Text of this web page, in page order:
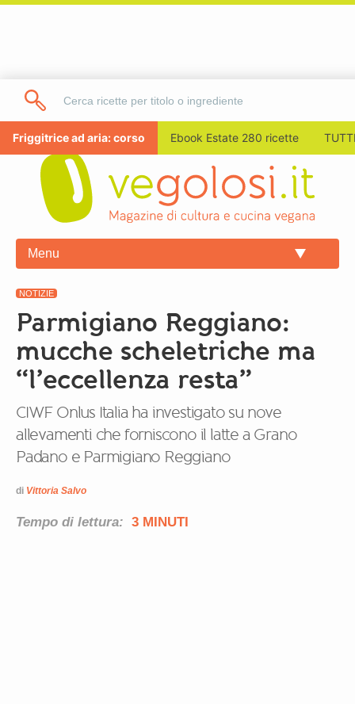
Friggitrice ad aria: corso Ebook Estate 280 ricette
Menu
NOTIZIE
Parmigiano Reggiano:
mucche scheletriche ma
“l’eccellenza resta”
CIWF Onlus Italia ha investigato su nove
allevamenti che forniscono il latte a Grano
Padano e Parmigiano Reggiano
di Vittoria Salvo
Tempo di lettura: 3 MINUTI